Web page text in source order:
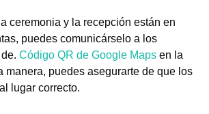
ceremonia y la recepción están en
puedes comunicárselo a los
Código QR de Google Maps en la
manera, puedes asegurarte de que los
lugar correcto.